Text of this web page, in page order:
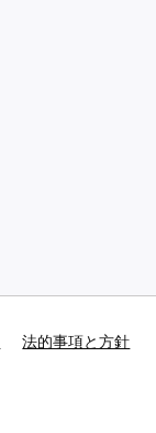
法的事項と方針